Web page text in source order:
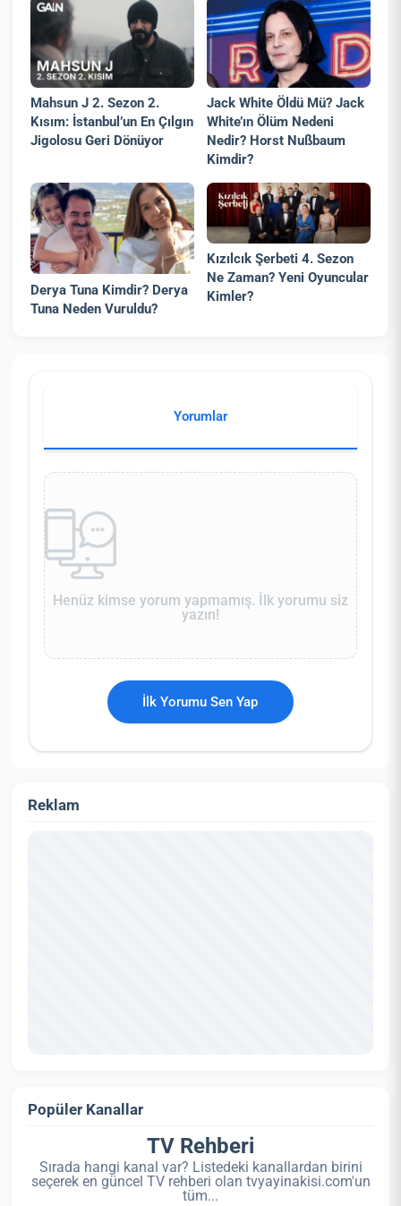
Mahsun J 2. Sezon 2.
Kısım: İstanbul’un En Çılgın
Jigolosu Geri Dönüyor
Jack White Öldü Mü? Jack
White’ın Ölüm Nedeni
Nedir? Horst Nußbaum
Kimdir?
Derya Tuna Kimdir? Derya
Tuna Neden Vuruldu?
Kızılcık Şerbeti 4. Sezon
Ne Zaman? Yeni Oyuncular
Kimler?
Yorumlar
Henüz kimse yorum yapmamış. İlk yorumu siz
yazın!
İlk Yorumu Sen Yap
Reklam
Popüler Kanallar
TV Rehberi
Sırada hangi kanal var? Listedeki kanallardan birini
seçerek en güncel TV rehberi olan tvyayinakisi.com'un
tüm...